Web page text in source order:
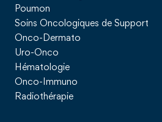
Poumon
Soins Oncologiques de Support
Onco-Dermato
Uro-Onco
Hématologie
Onco-Immuno
Radiothérapie